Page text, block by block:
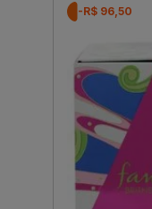
-R$ 96,50